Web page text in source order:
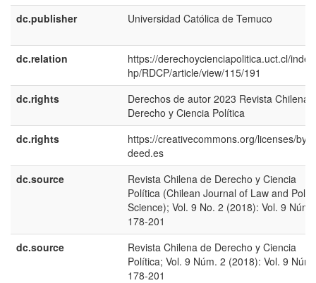
dc.publisher
Universidad Católica de Temuco
dc.relation
https://derechoycienciapolitica.uct.cl/
hp/RDCP/article/view/115/191
dc.rights
Derechos de autor 2023 Revista Chilena
Derecho y Ciencia Política
dc.rights
https://creativecommons.org/licenses/by/
deed.es
dc.source
Revista Chilena de Derecho y Ciencia
Política (Chilean Journal of Law and
Science); Vol. 9 No. 2 (2018): Vol. 9 Núm.
178-201
dc.source
Revista Chilena de Derecho y Ciencia
Política; Vol. 9 Núm. 2 (2018): Vol. 9
178-201